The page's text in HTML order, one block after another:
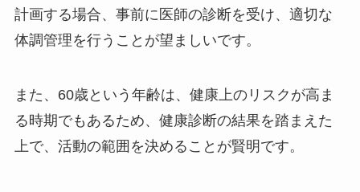
計画する場合、事前に医師の診断を受け、適切な
体調管理を行うことが望ましいです。
また、60歳という年齢は、健康上のリスクが高ま
る時期でもあるため、健康診断の結果を踏まえた
上で、活動の範囲を決めることが賢明です。